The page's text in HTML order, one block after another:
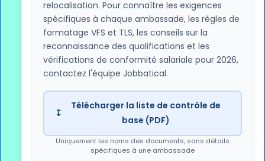
déménagement) ; une copie du contrat de
travail précédent dans cet État
DATE D'ENTRÉE
L'employé peut entrer en France sans visa
après 12 mois, mais doit faire une demande
de Carte Bleue française dans les 30 jours
suivant son arrivée
DURÉE DU SÉJOUR
Prévenir les autorités françaises dans le
mois suivant l'arrivée ; le non-respect des
délais peut compromettre le droit de séjour
relocalisation. Pour connaître les exigences
spécifiques à chaque ambassade, les règles de
formatage VFS et TLS, les conseils sur la
reconnaissance des qualifications et les
vérifications de conformité salariale pour 2026,
contactez l'équipe Jobbatical.
↧
Télécharger la liste de contrôle de
base (PDF)
Uniquement les noms des documents, sans détails
spécifiques à une ambassade